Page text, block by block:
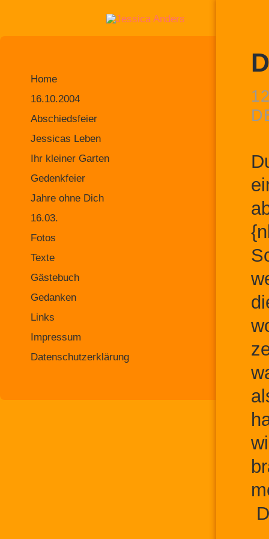
Home
16.10.2004
Abschiedsfeier
Jessicas Leben
Ihr kleiner Garten
Gedenkfeier
Jahre ohne Dich
16.03.
Fotos
Texte
Gästebuch
Gedanken
Links
Impressum
Datenschutzerklärung